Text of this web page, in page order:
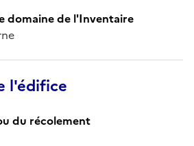
domaine de l'Inventaire
l'édifice
du récolement